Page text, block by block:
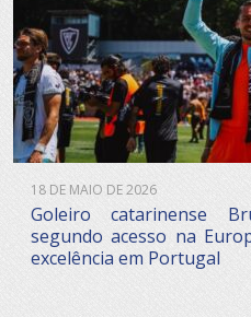
18 DE MAIO DE 2026
Goleiro catarinense
segundo acesso na
excelência em Portugal